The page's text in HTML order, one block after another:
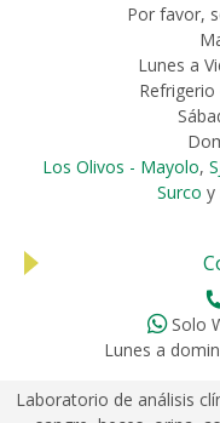
Por favor,
Lunes a
Refrigerio
Los Olivos - Mayolo,
Surco y
Solo
Lunes a
Laboratorio de análisis